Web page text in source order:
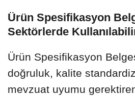
Ürün Spesifikasyon
Sektörlerde
Ürün Spesifikasyon
doğruluk, kalite
mevzuat uyumu